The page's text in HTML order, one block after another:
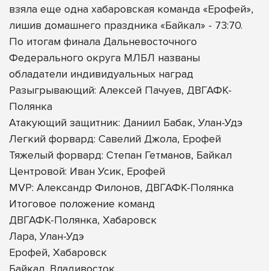
взяла еще одна хабаровская команда «Ерофей»,
лишив домашнего праздника «Байкал» - 73:70.
По итогам финала Дальневосточного
Федерального округа МЛБЛ названы
обладатели индивидуальных наград
Разыгрывающий: Алексей Пачуев, ДВГАФК-
Полянка
Атакующий защитник: Даниил Бабак, Улан-Удэ
Легкий форвард: Савелий Джола, Ерофей
Тяжелый форвард: Степан Гетманов, Байкал
Центровой: Иван Усик, Ерофей
MVP: Александр Филонов, ДВГАФК-Полянка
Итоговое положение команд
ДВГАФК-Полянка, Хабаровск
Лара, Улан-Удэ
Ерофей, Хабаровск